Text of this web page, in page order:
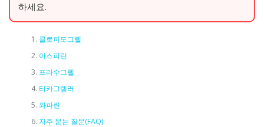
하세요.
클로피도그렐
아스피린
프라수그렐
티카그렐러
와파린
자주 묻는 질문(FAQ)